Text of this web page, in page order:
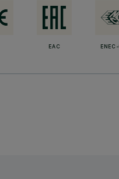
EAC